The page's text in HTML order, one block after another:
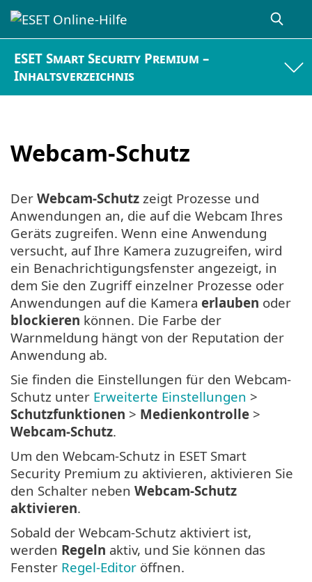
ESET Smart Security Premium –
Inhaltsverzeichnis
Webcam-Schutz
Der Webcam-Schutz zeigt Prozesse und
Anwendungen an, die auf die Webcam Ihres
Geräts zugreifen. Wenn eine Anwendung
versucht, auf Ihre Kamera zuzugreifen, wird
ein Benachrichtigungsfenster angezeigt, in
dem Sie den Zugriff einzelner Prozesse oder
Anwendungen auf die Kamera erlauben oder
blockieren können. Die Farbe der
Warnmeldung hängt von der Reputation der
Anwendung ab.
Sie finden die Einstellungen für den Webcam-
Schutz unter Erweiterte Einstellungen >
Schutzfunktionen > Medienkontrolle >
Webcam-Schutz.
Um den Webcam-Schutz in ESET Smart
Security Premium zu aktivieren, aktivieren Sie
den Schalter neben Webcam-Schutz
aktivieren.
Sobald der Webcam-Schutz aktiviert ist,
werden Regeln aktiv, und Sie können das
Fenster Regel-Editor öffnen.